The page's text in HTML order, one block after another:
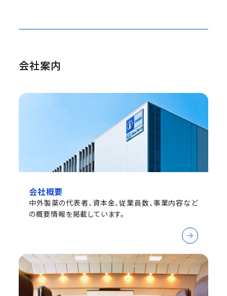
会社案内
会社概要
中外製薬の代表者、資本金、従業員数、事業内容など
の概要情報を掲載しています。